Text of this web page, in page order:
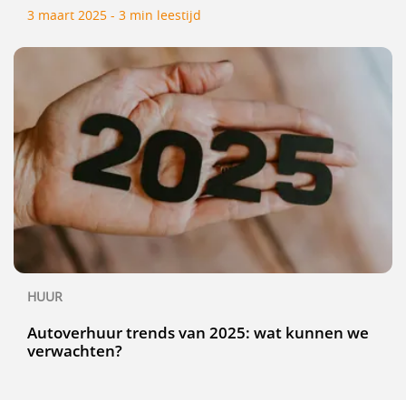
3 maart 2025 - 3 min leestijd
HUUR
Autoverhuur trends van 2025: wat kunnen we
verwachten?